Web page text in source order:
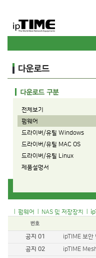
전체보기
펌웨어
드라이버/유틸 Windows
드라이버/유틸 MAC OS
드라이버/유틸 Linux
제품설명서
| 펌웨어 | NAS 및 저장장치 |
공지 01
ipTIME 보안
공지 02
ipTIME